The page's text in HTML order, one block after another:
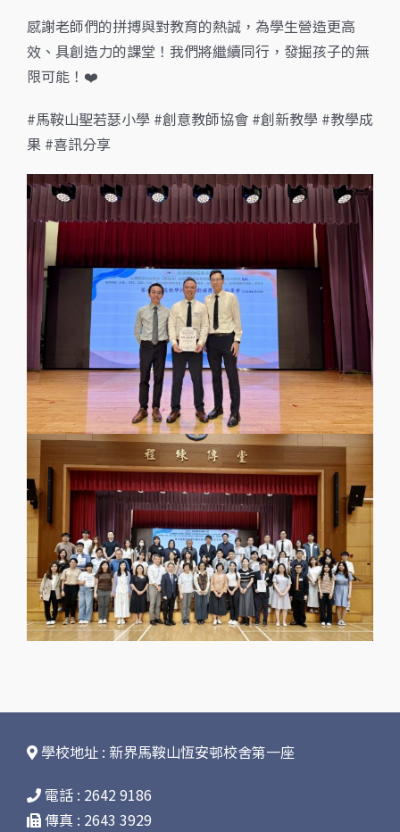
感謝老師們的拼搏與對教育的熱誠，為學生營造更高
效、具創造力的課堂！我們將繼續同行，發掘孩子的無
限可能！❤️
#馬鞍山聖若瑟小學 #創意教師協會 #創新教學 #教學成
果 #喜訊分享
學校地址 : 新界馬鞍山恆安邨校舍第一座
電話 : 2642 9186
傳真 : 2643 3929